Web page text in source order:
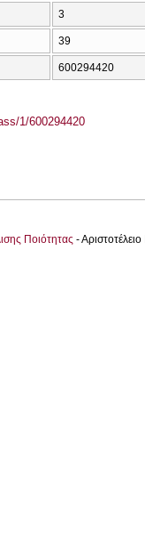
3
39
600294420
1/600294420
Ποιότητας -